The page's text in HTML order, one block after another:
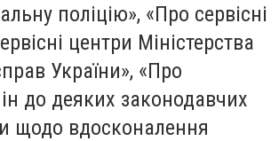
поліцію», «Про сервісні
центри Міністерства
України», «Про
до деяких законодавчих
щодо вдосконалення